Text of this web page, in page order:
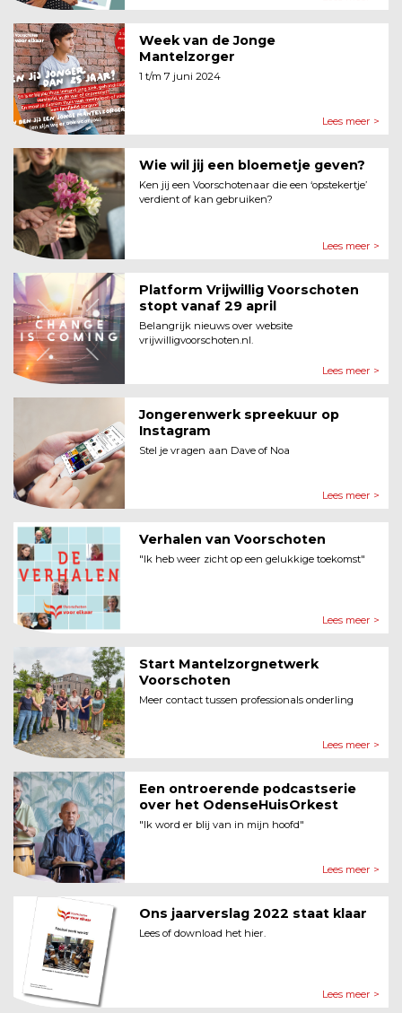
Week van de Jonge
Mantelzorger
1 t/m 7 juni 2024
Lees meer >
Wie wil jij een bloemetje geven?
Ken jij een Voorschotenaar die een ‘opstekertje’
verdient of kan gebruiken?
Lees meer >
Platform Vrijwillig Voorschoten
stopt vanaf 29 april
Belangrijk nieuws over website
vrijwilligvoorschoten.nl.
Lees meer >
Jongerenwerk spreekuur op
Instagram
Stel je vragen aan Dave of Noa
Lees meer >
Verhalen van Voorschoten
"Ik heb weer zicht op een gelukkige toekomst"
Lees meer >
Start Mantelzorgnetwerk
Voorschoten
Meer contact tussen professionals onderling
Lees meer >
Een ontroerende podcastserie
over het OdenseHuisOrkest
"Ik word er blij van in mijn hoofd"
Lees meer >
Ons jaarverslag 2022 staat klaar
Lees of download het hier.
Lees meer >